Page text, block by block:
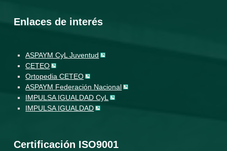
Enlaces de interés
ASPAYM CyL Juventud
CETEO
Ortopedia CETEO
ASPAYM Federación Nacional
IMPULSA IGUALDAD CyL
IMPULSA IGUALDAD
Certificación ISO9001